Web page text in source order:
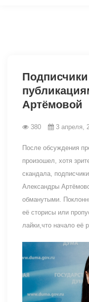
Артёмовой
380 3 апреля,
После обсуждения
произошел, хотя
скандала,
Александры
обманутыми.
её сторисы или
лайки,что начало её